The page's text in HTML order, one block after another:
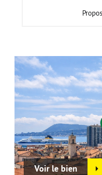
Voir le bien